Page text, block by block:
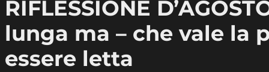
RIFLESSIONE
lunga ma – che vale la
essere letta